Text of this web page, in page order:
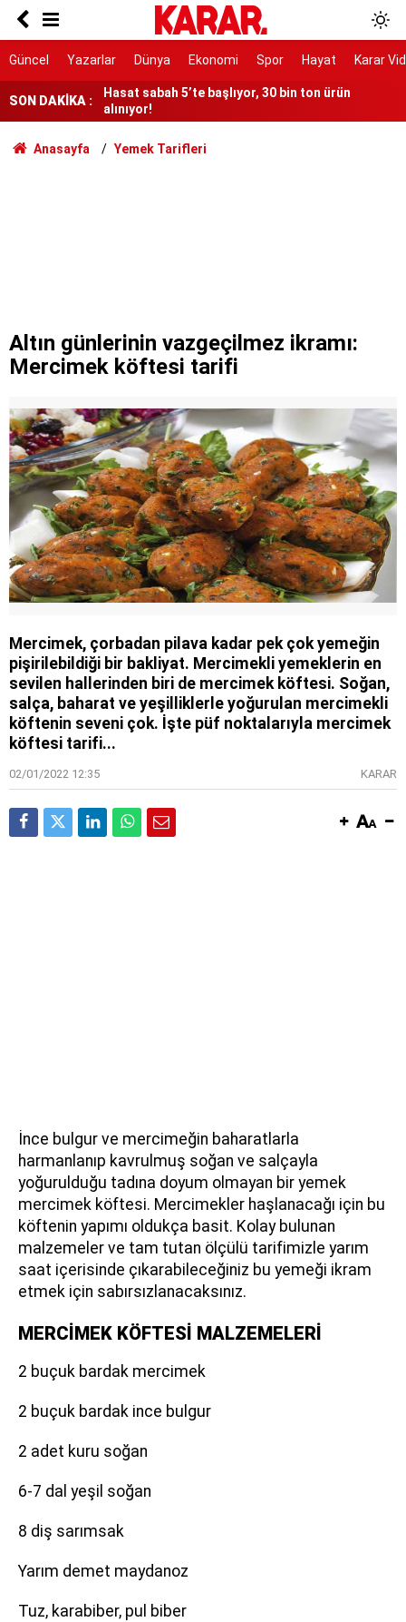
Güncel Yazarlar Dünya Ekonomi Spor Hayat Karar
SON DAKİKA :
Yeni Parti'ye yapılan bağış tutarı 9 günde 300
milyonu geçti
alınıyor!
Yargıya çok geniş takdir hakkı tanıyor
6 maddesi kabul edildi
çıkacak
Anasayfa Yemek Tarifleri
Altın günlerinin vazgeçilmez ikramı:
Mercimek köftesi tarifi
Mercimek, çorbadan pilava kadar pek çok yemeğin
pişirilebildiği bir bakliyat. Mercimekli yemeklerin en
sevilen hallerinden biri de mercimek köftesi. Soğan,
salça, baharat ve yeşilliklerle yoğurulan mercimekli
köftenin seveni çok. İşte püf noktalarıyla mercimek
köftesi tarifi...
02/01/2022 12:35 KARAR
İnce bulgur ve mercimeğin baharatlarla
harmanlanıp kavrulmuş soğan ve salçayla
yoğurulduğu tadına doyum olmayan bir yemek
mercimek köftesi. Mercimekler haşlanacağı için bu
köftenin yapımı oldukça basit. Kolay bulunan
malzemeler ve tam tutan ölçülü tarifimizle yarım
saat içerisinde çıkarabileceğiniz bu yemeği ikram
etmek için sabırsızlanacaksınız.
MERCİMEK KÖFTESİ MALZEMELERİ
2 buçuk bardak mercimek
2 buçuk bardak ince bulgur
2 adet kuru soğan
6-7 dal yeşil soğan
8 diş sarımsak
Yarım demet maydanoz
Tuz, karabiber, pul biber